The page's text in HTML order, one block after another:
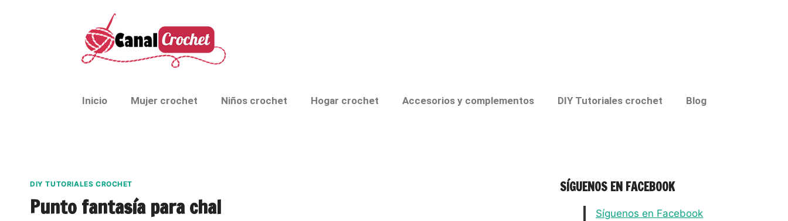
Inicio Mujer crochet Niños crochet Hogar crochet Accesorios y complementos DIY Tutoriales crochet Blog
DIY TUTORIALES CROCHET
Punto fantasía para chal
SÍGUENOS EN FACEBOOK
Síguenos en Facebook